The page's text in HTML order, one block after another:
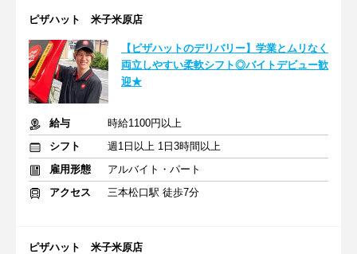
ピザハット 米子米原店
【ピザハットのデリバリー】学業とムリなく
両立しやすい柔軟シフト◎バイトデビュー歓
迎★
給与
時給1100円以上
シフト
週1日以上 1日3時間以上
雇用形態
アルバイト・パート
アクセス
三本松口駅 徒歩7分
ピザハット 米子米原店